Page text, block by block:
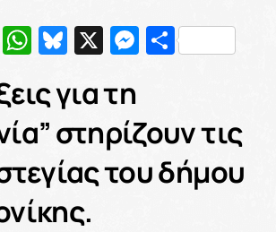
WhatsApp
Bluesky
X
για τη
στηρίζουν τις
του δήμου